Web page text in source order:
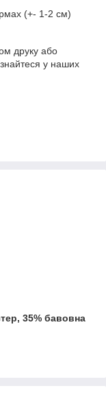
(+- 1-2 см)
друку або
у наших
35% бавовна